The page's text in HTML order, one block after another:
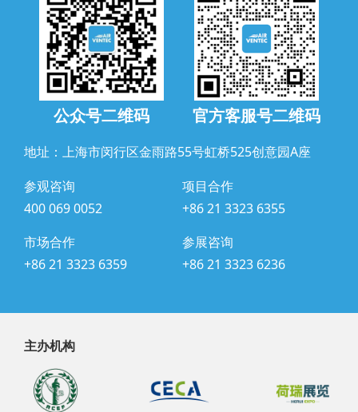
公众号二维码 官方客服号二维码
地址：上海市闵行区金雨路55号虹桥525创意园A座
参观咨询
400 069 0052
项目合作
+86 21 3323 6355
市场合作
+86 21 3323 6359
参展咨询
+86 21 3323 6236
主办机构